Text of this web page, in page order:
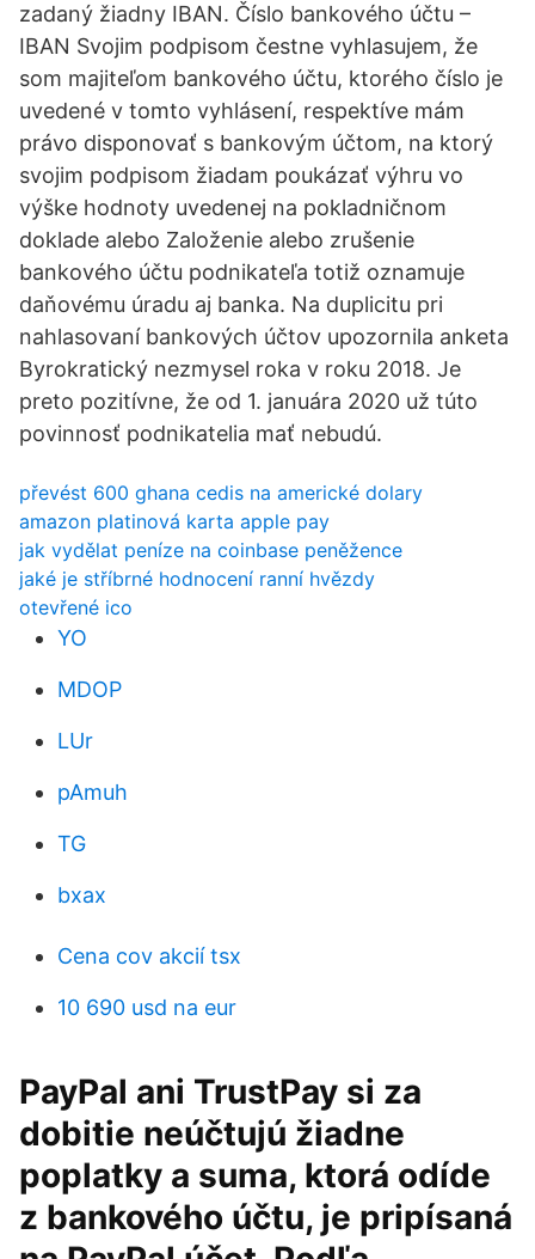
zadaný žiadny IBAN. Číslo bankového účtu –
IBAN Svojim podpisom čestne vyhlasujem, že
som majiteľom bankového účtu, ktorého číslo je
uvedené v tomto vyhlásení, respektíve mám
právo disponovať s bankovým účtom, na ktorý
svojim podpisom žiadam poukázať výhru vo
výške hodnoty uvedenej na pokladničnom
doklade alebo Založenie alebo zrušenie
bankového účtu podnikateľa totiž oznamuje
daňovému úradu aj banka. Na duplicitu pri
nahlasovaní bankových účtov upozornila anketa
Byrokratický nezmysel roka v roku 2018. Je
preto pozitívne, že od 1. januára 2020 už túto
povinnosť podnikatelia mať nebudú.
převést 600 ghana cedis na americké dolary
amazon platinová karta apple pay
jak vydělat peníze na coinbase peněžence
jaké je stříbrné hodnocení ranní hvězdy
otevřené ico
YO
MDOP
LUr
pAmuh
TG
bxax
Cena cov akcií tsx
10 690 usd na eur
PayPal ani TrustPay si za
dobitie neúčtujú žiadne
poplatky a suma, ktorá odíde
z bankového účtu, je pripísaná